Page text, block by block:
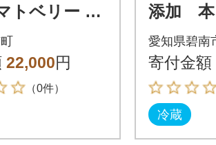
トベリー 4k
果肉たっ
シー_Y124
22,000円
（0件）
添加 本
マトジ
ャル
4-200
愛知県碧南
寄付金額
冷蔵